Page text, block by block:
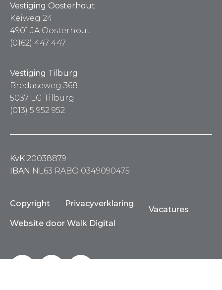
Vestiging Oosterhout
Keiweg 24
4901 JA Oosterhout
(0162) 447 447
Vestiging Tilburg
Bredaseweg 368
5037 LG Tilburg
(013) 5 952 952
KvK 20038879
IBAN NL63 RABO 0349090475
Copyright Privacyverklaring
Vacatures
Website door Walk Digital